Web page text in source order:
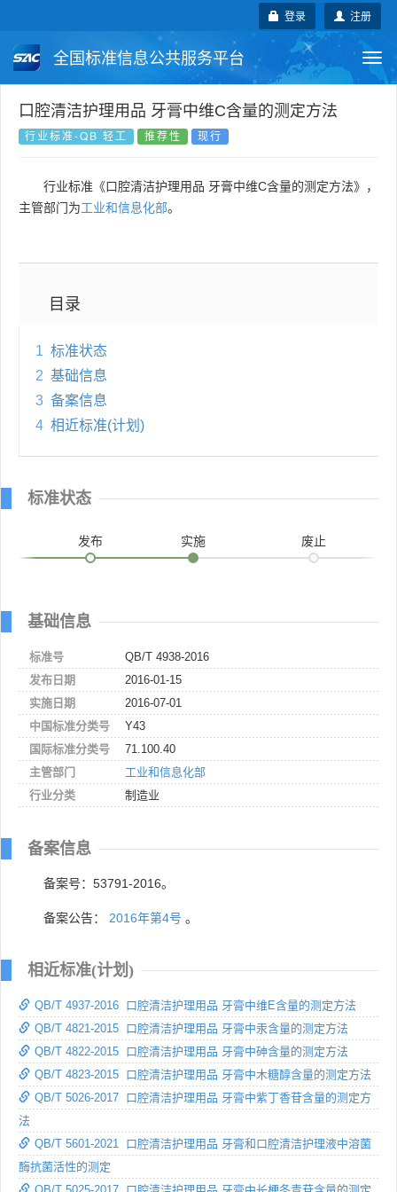
注册
登录
全国标准信息公共服务平台
国家标准 行业标准 地方标准
国外标准 技术委员会
口腔清洁护理用品 牙膏中维C含量的测定方法
行业标准-QB 轻工 推荐性 现行
行业标准《口腔清洁护理用品 牙膏中维C含量的测定方法》，
主管部门为工业和信息化部。
目录
1 标准状态
2 基础信息
3 备案信息
4 相近标准(计划)
标准状态
发布 实施 废止
基础信息
标准号
QB/T 4938-2016
发布日期
2016-01-15
实施日期
2016-07-01
中国标准分类号
Y43
国际标准分类号
71.100.40
主管部门
工业和信息化部
行业分类
制造业
备案信息
备案号：53791-2016。
备案公告： 2016年第4号 。
相近标准(计划)
QB/T 4937-2016 口腔清洁护理用品 牙膏中维E含量的测定方法
QB/T 4821-2015 口腔清洁护理用品 牙膏中汞含量的测定方法
QB/T 4822-2015 口腔清洁护理用品 牙膏中砷含量的测定方法
QB/T 4823-2015 口腔清洁护理用品 牙膏中木糖醇含量的测定方法
QB/T 5026-2017 口腔清洁护理用品 牙膏中紫丁香苷含量的测定方
法
QB/T 5601-2021 口腔清洁护理用品 牙膏和口腔清洁护理液中溶菌
酶抗菌活性的测定